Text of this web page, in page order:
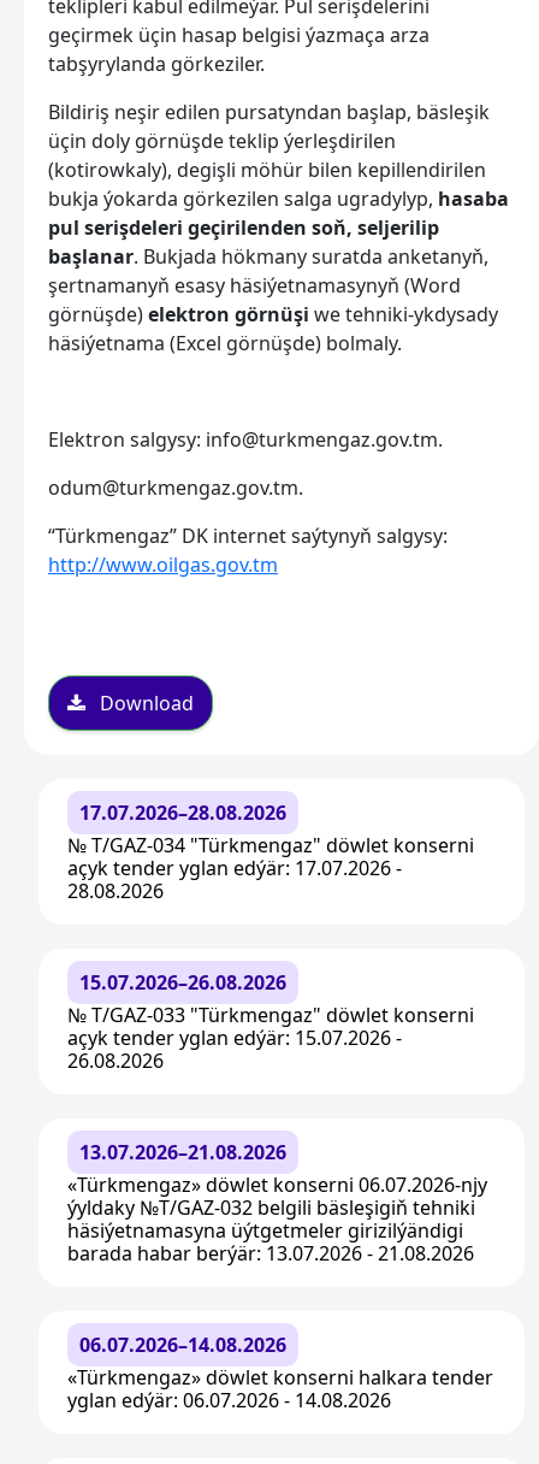
teklipleri kabul edilmeýär. Pul serişdelerini
geçirmek üçin hasap belgisi ýazmaça arza
tabşyrylanda görkeziler.
Bildiriş neşir edilen pursatyndan başlap, bäsleşik
üçin doly görnüşde teklip ýerleşdirilen
(kotirowkaly), degişli möhür bilen kepillendirilen
bukja ýokarda görkezilen salga ugradylyp, hasaba
pul serişdeleri geçirilenden soň, seljerilip
başlanar. Bukjada hökmany suratda anketanyň,
şertnamanyň esasy häsiýetnamasynyň (Word
görnüşde)elektron görnüşi we tehniki-ykdysady
häsiýetnama (Excel görnüşde) bolmaly.
Elektron salgysy: info@turkmengaz.gov.tm.
odum@turkmengaz.gov.tm.
“Türkmengaz” DK internet saýtynyň salgysy:
http://www.oilgas.gov.tm
Download
17.07.2026–28.08.2026
№ T/GAZ-034 "Türkmengaz" döwlet konserni
açyk tender yglan edýär: 17.07.2026 -
28.08.2026
15.07.2026–26.08.2026
№ T/GAZ-033 "Türkmengaz" döwlet konserni
açyk tender yglan edýär: 15.07.2026 -
26.08.2026
13.07.2026–21.08.2026
«Türkmengaz» döwlet konserni 06.07.2026-njy
ýyldaky №T/GAZ-032 belgili bäsleşigiň tehniki
häsiýetnamasyna üýtgetmeler girizilýändigi
barada habar berýär: 13.07.2026 - 21.08.2026
06.07.2026–14.08.2026
«Türkmengaz» döwlet konserni halkara tender
yglan edýär: 06.07.2026 - 14.08.2026